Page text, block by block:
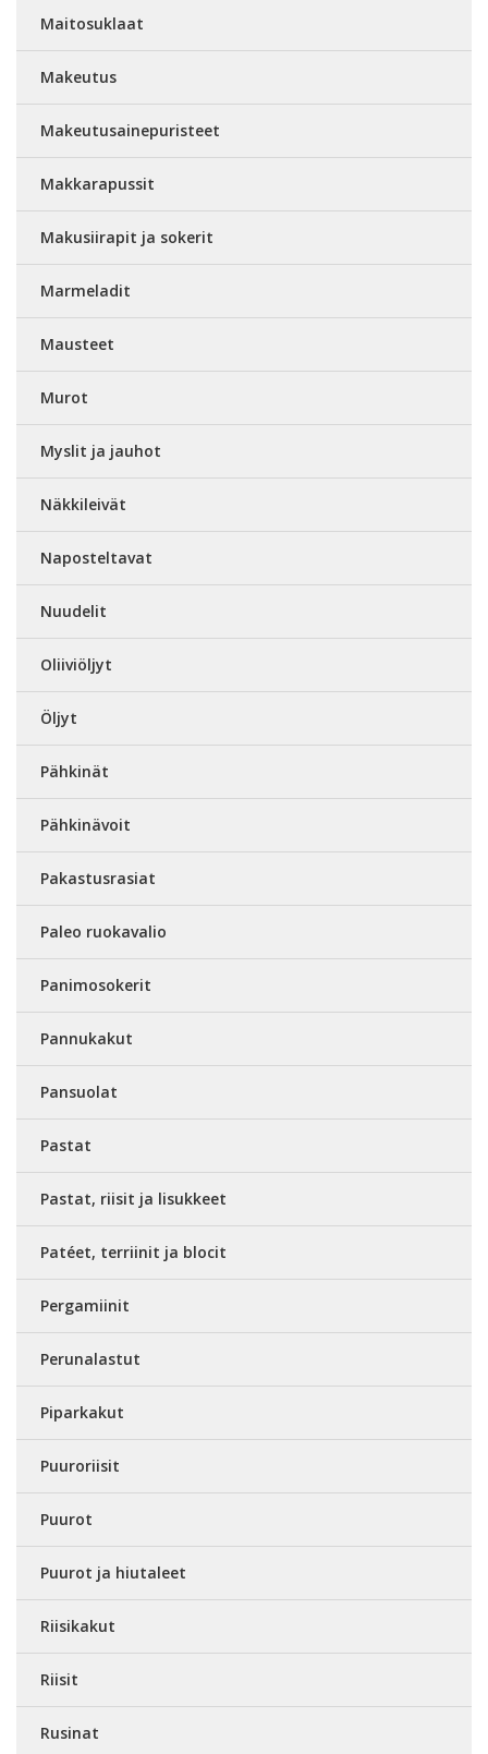
Maitosuklaat
Makeutus
Makeutusainepuristeet
Makkarapussit
Makusiirapit ja sokerit
Marmeladit
Mausteet
Murot
Myslit ja jauhot
Näkkileivät
Naposteltavat
Nuudelit
Oliiviöljyt
Öljyt
Pähkinät
Pähkinävoit
Pakastusrasiat
Paleo ruokavalio
Panimosokerit
Pannukakut
Pansuolat
Pastat
Pastat, riisit ja lisukkeet
Patéet, terriinit ja blocit
Pergamiinit
Perunalastut
Piparkakut
Puuroriisit
Puurot
Puurot ja hiutaleet
Riisikakut
Riisit
Rusinat